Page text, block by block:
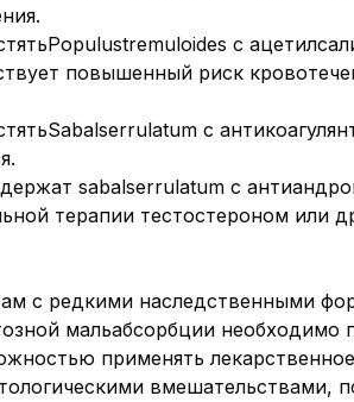
с
повышенный риск
с
sabalserrulatum с
терапии тестостероном или
с редкими наследственными
мальабсорбции необходимо
применять
вмешательствами,